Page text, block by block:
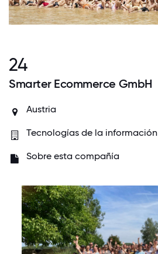
24
Smarter Ecommerce GmbH
Austria
Tecnologías de la información
Sobre esta compañía